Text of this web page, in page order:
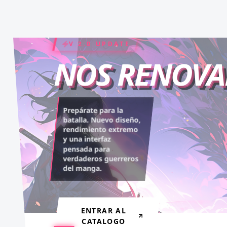
V 2.0 UPDATE
NOS
Prepárate para la
batalla. Nuevo diseño,
rendimiento extremo
y una interfaz
pensada para
verdaderos guerreros
del manga.
ENTRAR AL
CATALOGO
COIN RUSH
Desbloquea capítulos
legendarios. Recarga tus
monedas y accede al
contenido más exclusivo
sin límites.
RECARGAR AHORA
ELITE PASS
Asciende al rango máximo.
Experiencia sin anuncios,
descargas infinitas y acceso
anticipado.
VER BENEFICIOS